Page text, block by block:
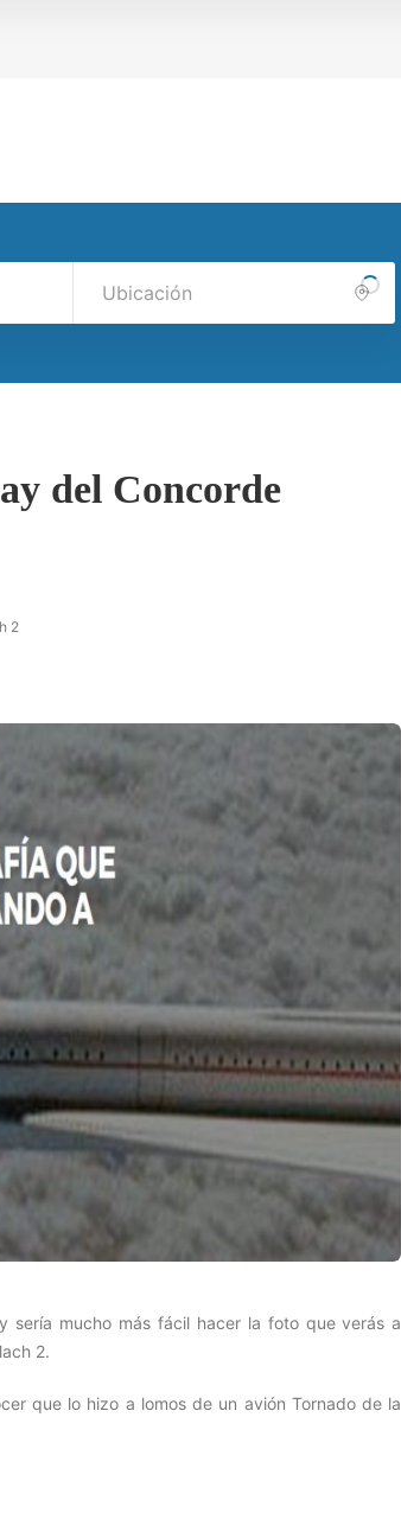
del Concorde
2
sería mucho más fácil hacer la foto que verás a
2.
que lo hizo a lomos de un avión Tornado de la